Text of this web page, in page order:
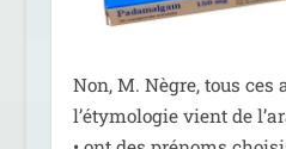
Non, M. Nègre, tous ces
l’é­ty­mo­lo­gie vient de